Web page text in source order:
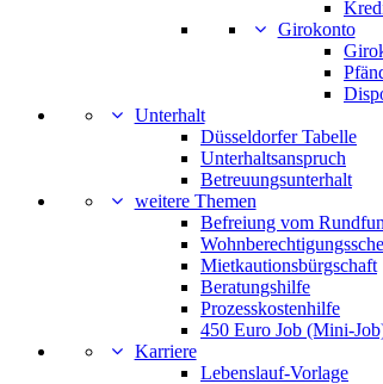
Girokonto
Unterhalt
Düsseldorfer Tabelle
Unterhaltsanspruch
Betreuungsunterhalt
weitere Themen
Befreiung vom
Mietkautionsbürgschaft
Beratungshilfe
Prozesskostenhilfe
450 Euro Job (Mini-
Karriere
Lebenslauf-Vorlage